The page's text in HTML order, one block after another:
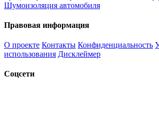
Шумоизоляция автомобиля
Правовая информация
О проекте Контакты Конфиденциальность
использования Дисклеймер
Соцсети